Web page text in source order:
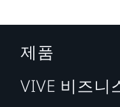
제품
VIVE 비즈니